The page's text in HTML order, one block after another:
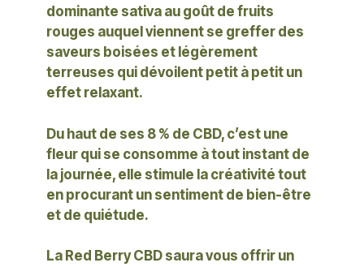
dominante sativa au goût de fruits
rouges auquel viennent se greffer des
saveurs boisées et légèrement
terreuses qui dévoilent petit à petit un
effet relaxant.
Du haut de ses 8 % de CBD, c’est une
fleur qui se consomme à tout instant de
la journée, elle stimule la créativité tout
en procurant un sentiment de bien-être
et de quiétude.
La Red Berry CBD saura vous offrir un